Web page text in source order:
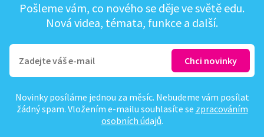
Pošleme vám, co nového se děje ve světě edu.
Nová videa, témata, funkce a další.
Novinky posíláme jednou za měsíc. Nebudeme vám posílat
žádný spam. Vložením e-mailu souhlasíte se zpracováním
osobních údajů.